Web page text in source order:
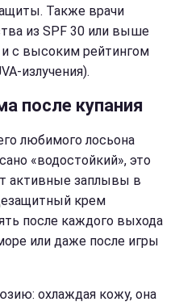
Также врачи
из SPF 30 или выше
и с высоким рейтингом
излучения).
после купания
любимого лосьона
«водостойкий», это
активные заплывы в
крем
после каждого выхода
или даже после игры
охлаждая кожу, она